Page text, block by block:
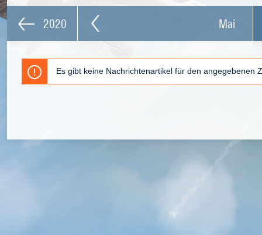
2020 Mai
Es gibt keine Nachrichtenartikel für den angegebenen